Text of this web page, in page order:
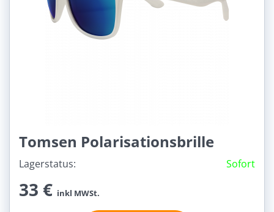
Tomsen Polarisationsbrille
Lagerstatus: Sofort
33 € inkl MWSt.